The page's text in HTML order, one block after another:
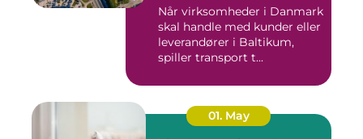
Når virksomheder i Danmark
skal handle med kunder eller
leverandører i Baltikum,
spiller transport t...
01. May